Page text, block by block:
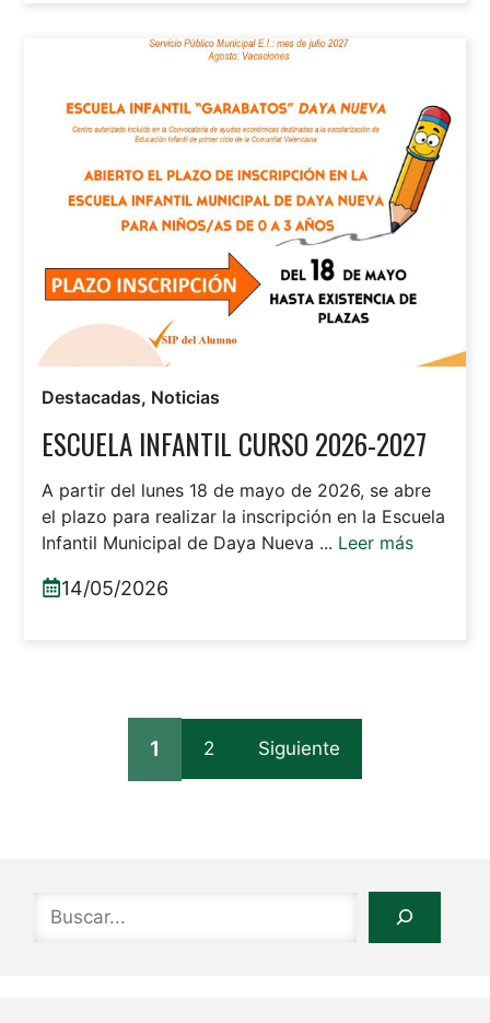
Destacadas, Noticias
ESCUELA INFANTIL CURSO 2026-2027
A partir del lunes 18 de mayo de 2026, se abre
el plazo para realizar la inscripción en la Escuela
Infantil Municipal de Daya Nueva ... Leer más
14/05/2026
1 2 Siguiente